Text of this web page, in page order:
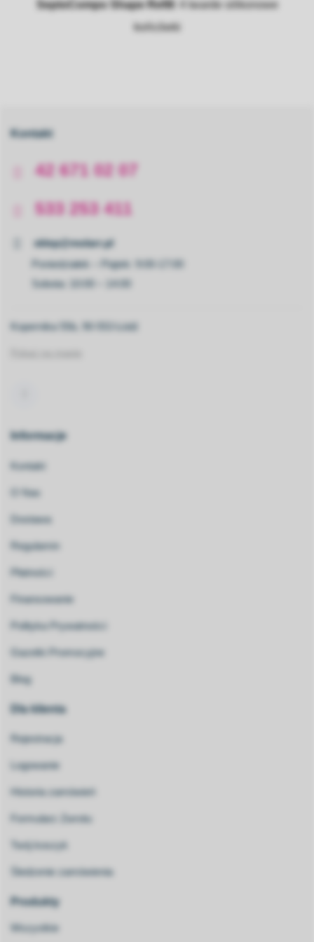
SeptoCompo Shape Refill : 4 twarde silikonowe
końcówki
Kontakt
42 671 02 07
533 253 411
sklep@molarr.pl
Poniedziałek – Piątek: 9:00-17:00
Sobota: 10:00 – 14:00
Kopernika 55b, 90-553 Łódź
Informacje
Kontakt
O Nas
Dostawa
Regulamin
Płatności
Finansowanie
Polityka Prywatności
Gazetki Promocyjne
Blog
Dla klienta
Rejestracja
Logowanie
Historia zamówień
Formularz Zwrotu
Twój koszyk
Śledzenie zamówienia
Produkty
Wszystkie